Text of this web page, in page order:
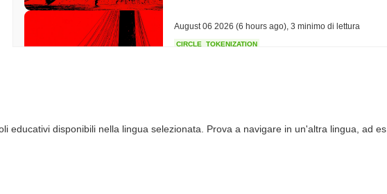
August 06 2026 (6 hours ago) 3 minimo di lettura
CIRCLE TOKENIZATION
STABLECOINS CRYPTO REGULATIONS
educativi disponibili nella lingua selezionata. Prova a navigare in un'altra lingua, ad es.